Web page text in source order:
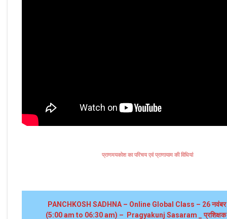
प्राणमयकोश का परिचय एवं प्राणायाम की विधियां
PANCHKOSH SADHNA – Online Global Class – 26
(5:00 am to 06:30 am) – Pragyakunj Sasaram _ प्रशिक्षक